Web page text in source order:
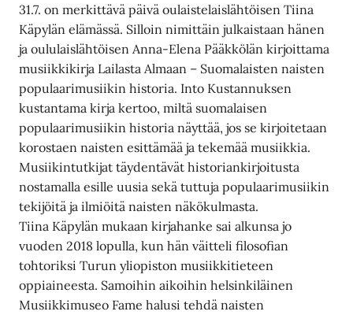
31.7. on merkittävä päivä oulaistelaislähtöisen Tiina
Käpylän elämässä. Silloin nimittäin julkaistaan hänen
ja oululaislähtöisen Anna-Elena Pääkkölän kirjoittama
musiikkikirja Lailasta Almaan – Suomalaisten naisten
populaarimusiikin historia. Into Kustannuksen
kustantama kirja kertoo, miltä suomalaisen
populaarimusiikin historia näyttää, jos se kirjoitetaan
korostaen naisten esittämää ja tekemää musiikkia.
Musiikintutkijat täydentävät historiankirjoitusta
nostamalla esille uusia sekä tuttuja populaarimusiikin
tekijöitä ja ilmiöitä naisten näkökulmasta.
Tiina Käpylän mukaan kirjahanke sai alkunsa jo
vuoden 2018 lopulla, kun hän väitteli filosofian
tohtoriksi Turun yliopiston musiikkitieteen
oppiaineesta. Samoihin aikoihin helsinkiläinen
Musiikkimuseo Fame halusi tehdä naisten